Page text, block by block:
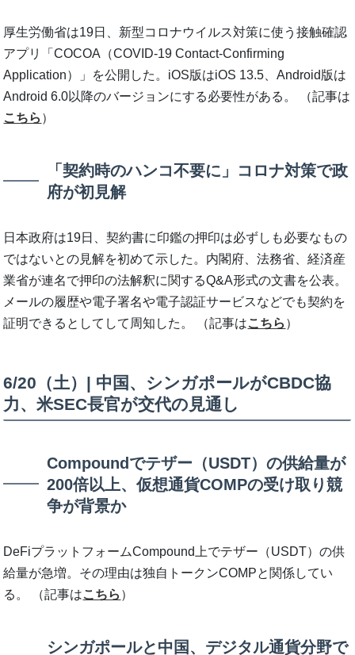
厚生労働省は19日、新型コロナウイルス対策に使う接触確認
アプリ「COCOA（COVID-19 Contact-Confirming
Application）」を公開した。iOS版はiOS 13.5、Android版は
Android 6.0以降のバージョンにする必要性がある。 （記事は
こちら ）
「契約時のハンコ不要に」コロナ対策で政
府が初見解
日本政府は19日、契約書に印鑑の押印は必ずしも必要なもの
ではないとの見解を初めて示した。内閣府、法務省、経済産
業省が連名で押印の法解釈に関するQ&A形式の文書を公表。
メールの履歴や電子署名や電子認証サービスなどでも契約を
証明できるとしてして周知した。 （記事はこちら ）
6/20（土）| 中国、シンガポールがCBDC協
力、米SEC長官が交代の見通し
Compoundでテザー（USDT）の供給量が
200倍以上、仮想通貨COMPの受け取り競
争が背景か
DeFiプラットフォームCompound上でテザー（USDT）の供
給量が急増。その理由は独自トークンCOMPと関係してい
る。 （記事はこちら ）
シンガポールと中国、デジタル通貨分野で